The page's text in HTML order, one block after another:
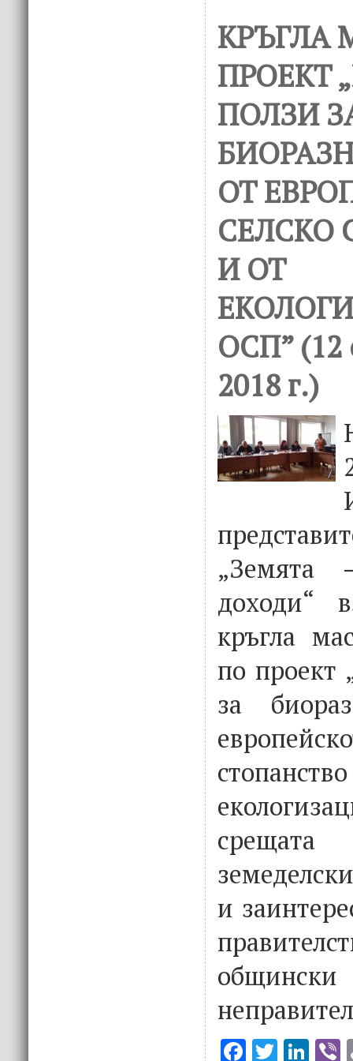
КРЪГЛА
ПРОЕКТ
ПОЛЗИ
ОТ
СЕЛСКО
И ОТ
ОСП” (12
2018 г.)
„Земята
доходи“
кръгла
по проект
за
срещата
и
F T Li